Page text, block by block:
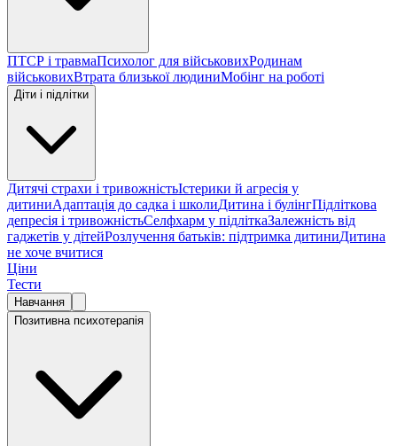
ПТСР і травмаПсихолог для військовихРодинам
військовихВтрата близької людиниМобінг на роботі
Діти і підлітки
Дитячі страхи і тривожністьІстерики й агресія у
дитиниАдаптація до садка і школиДитина і булінгПідліткова
депресія і тривожністьСелфхарм у підліткаЗалежність від
гаджетів у дітейРозлучення батьків: підтримка дитиниДитина
не хоче вчитися
Ціни
Тести
Навчання
Позитивна психотерапія